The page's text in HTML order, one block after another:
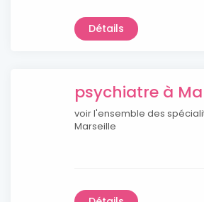
Détails
psychiatre à
voir l'ensemble des
Marseille